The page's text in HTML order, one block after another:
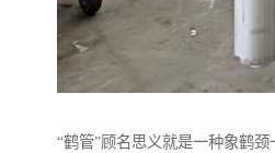
“鹤管”顾名思义就是一种象鹤